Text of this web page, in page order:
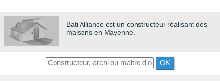
Bati Alliance est un constructeur réalisant des
maisons en Mayenne.
OK